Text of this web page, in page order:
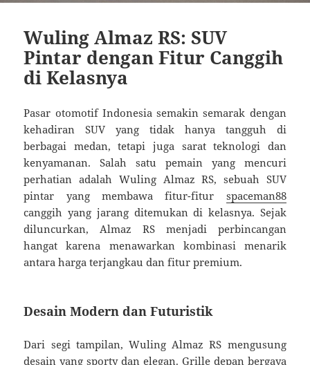
Wuling Almaz RS: SUV
Pintar dengan Fitur Canggih
di Kelasnya
Pasar otomotif Indonesia semakin semarak dengan
kehadiran SUV yang tidak hanya tangguh di
berbagai medan, tetapi juga sarat teknologi dan
kenyamanan. Salah satu pemain yang mencuri
perhatian adalah Wuling Almaz RS, sebuah SUV
pintar yang membawa fitur-fitur spaceman88
canggih yang jarang ditemukan di kelasnya. Sejak
diluncurkan, Almaz RS menjadi perbincangan
hangat karena menawarkan kombinasi menarik
antara harga terjangkau dan fitur premium.
Desain Modern dan Futuristik
Dari segi tampilan, Wuling Almaz RS mengusung
desain yang sporty dan elegan. Grille depan bergaya